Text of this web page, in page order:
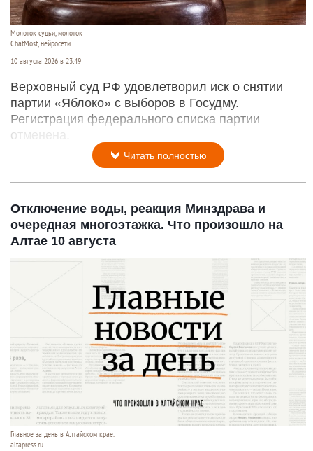
Молоток судьи, молоток
ChatMost, нейросети
10 августа 2026 в 23:49
Верховный суд РФ удовлетворил иск о снятии
партии «Яблоко» с выборов в Госудму.
Регистрация федерального списка партии
отменена.
Читать полностью
Отключение воды, реакция Минздрава и
очередная многоэтажка. Что произошло на
Алтае 10 августа
Главное за день в Алтайском крае.
altapress.ru.